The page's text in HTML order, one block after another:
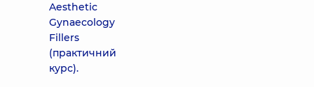
Aesthetic
Gynaecology
Fillers
(практичний
курс).